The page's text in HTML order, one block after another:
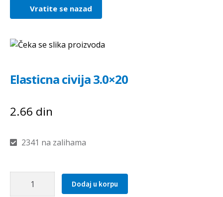
O nama
Kontakt
Vratite se nazad
Elasticna civija 3.0×20
2.66 din
2341 na zalihama
Dodaj u korpu